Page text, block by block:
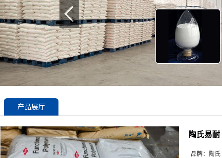
产品展厅
陶氏易
品牌：
陶氏